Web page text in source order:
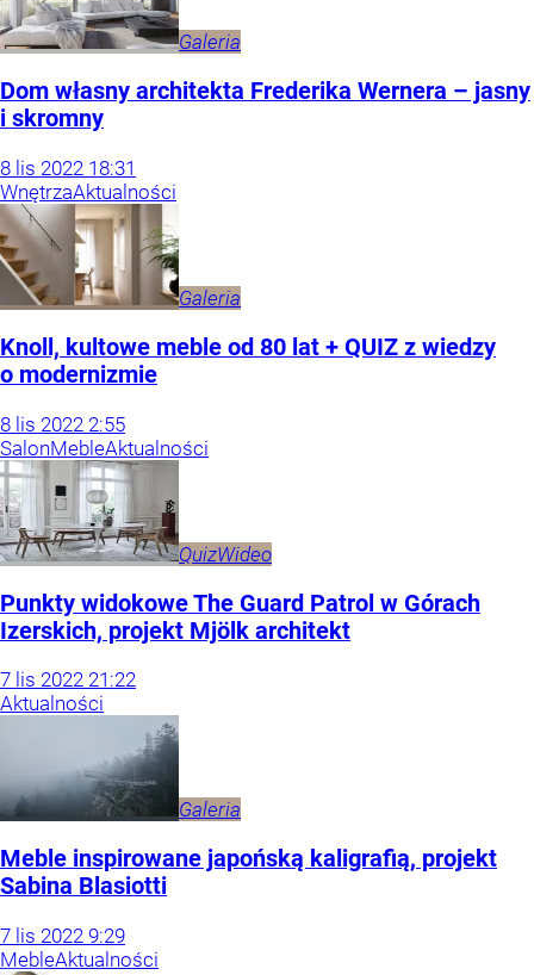
Galeria
Dom własny architekta Frederika Wernera – jasny
i skromny
8 lis 2022 18:31
WnętrzaAktualności
Galeria
Knoll, kultowe meble od 80 lat + QUIZ z wiedzy
o modernizmie
8 lis 2022 2:55
SalonMebleAktualności
QuizWideo
Punkty widokowe The Guard Patrol w Górach
Izerskich, projekt Mjölk architekt
7 lis 2022 21:22
Aktualności
Galeria
Meble inspirowane japońską kaligrafią, projekt
Sabina Blasiotti
7 lis 2022 9:29
MebleAktualności